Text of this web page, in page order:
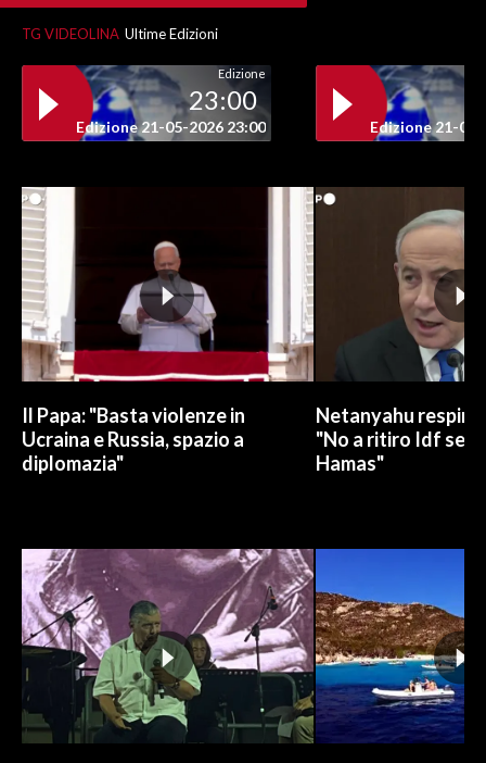
TG VIDEOLINA Ultime Edizioni
Edizione
23:00
Edizione 21-05-2026 23:00 Edizione 21-05-
Il Papa: "Basta violenze in
Ucraina e Russia, spazio a
diplomazia"
Netanyahu
"No a ritiro Idf
Hamas"